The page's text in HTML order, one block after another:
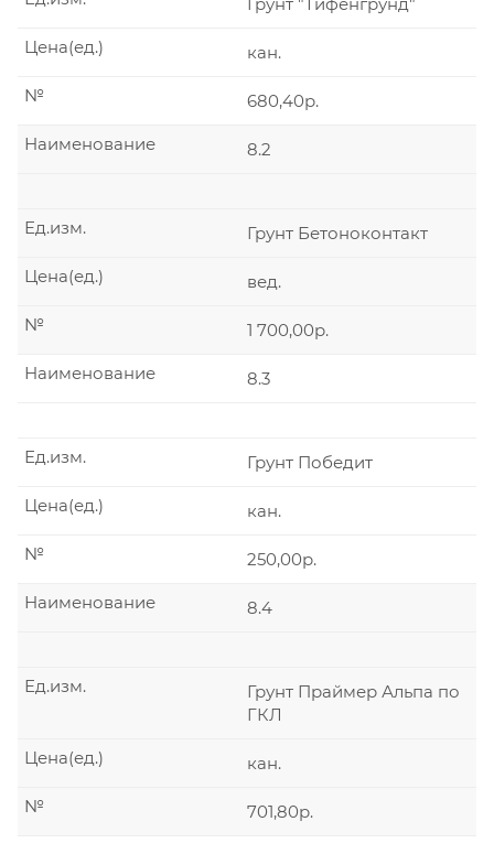
кан.
Цена(ед.)
680,40р.
№
8.2
Наименование
Грунт Бетоноконтакт
Ед.изм.
вед.
Цена(ед.)
1 700,00р.
№
8.3
Наименование
Грунт Победит
Ед.изм.
кан.
Цена(ед.)
250,00р.
№
8.4
Наименование
Грунт Праймер Альпа по
ГКЛ
Ед.изм.
кан.
Цена(ед.)
701,80р.
№